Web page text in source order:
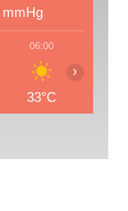
mmHg
06:00
33°C
›